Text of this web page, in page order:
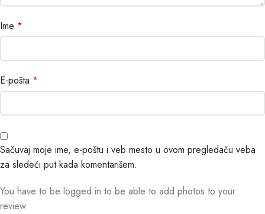
Ime *
E-pošta *
Sačuvaj moje ime, e-poštu i veb mesto u ovom pregledaču veba
za sledeći put kada komentarišem.
You have to be logged in to be able to add photos to your
review.